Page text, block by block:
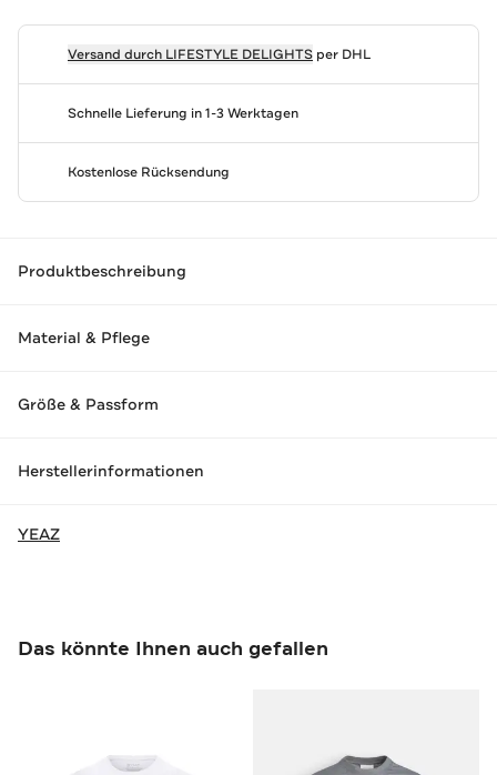
Versand durch LIFESTYLE DELIGHTSper DHL
Schnelle Lieferung in 1-3 Werktagen
Kostenlose Rücksendung
Produktbeschreibung
Material & Pflege
Größe & Passform
Herstellerinformationen
YEAZ
Das könnte Ihnen auch gefallen